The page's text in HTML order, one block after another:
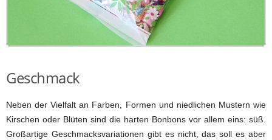
Geschmack
Neben der Vielfalt an Farben, Formen und niedlichen Mustern wie
Kirschen oder Blüten sind die harten Bonbons vor allem eins: süß.
Großartige Geschmacksvariationen gibt es nicht, das soll es aber